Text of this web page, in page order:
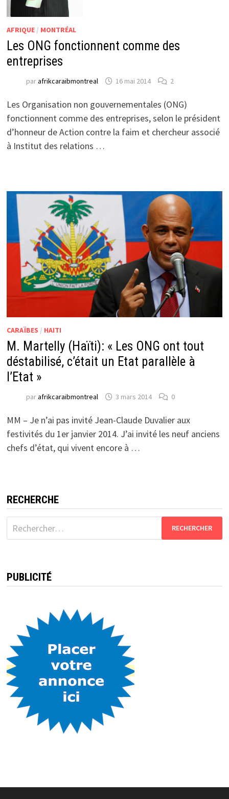
AFRIQUE/ MONTRÉAL
Les ONG fonctionnent comme des
entreprises
parafrikcaraibmontreal 16 mai 2014 2
Les Organisation non gouvernementales (ONG)
fonctionnent comme des entreprises, selon le président
d’honneur de Action contre la faim et chercheur associé
à Institut des relations …
CARAÏBES / HAITI
M. Martelly (Haïti): « Les ONG ont tout
déstabilisé, c’était un Etat parallèle à
l’Etat »
parafrikcaraibmontreal 3 mars 2014 0
MM – Je n’ai pas invité Jean-Claude Duvalier aux
festivités du 1er janvier 2014. J’ai invité les neuf anciens
chefs d’état, qui vivent encore à …
RECHERCHE
Rechercher :
PUBLICITÉ